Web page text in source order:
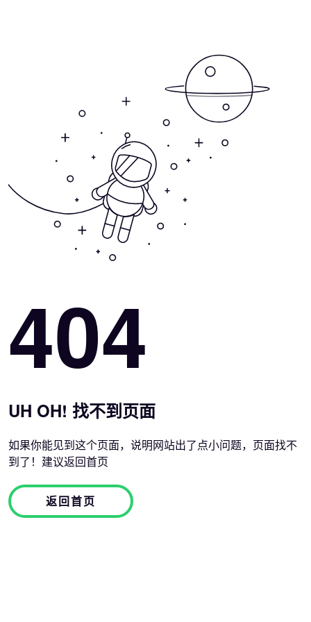
404
UH OH! 找不到页面
如果你能见到这个页面，说明网站出了点小问题，页面找不
到了！建议返回首页
返回首页